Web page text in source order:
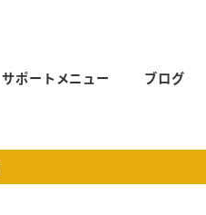
サポートメニュー ブログ